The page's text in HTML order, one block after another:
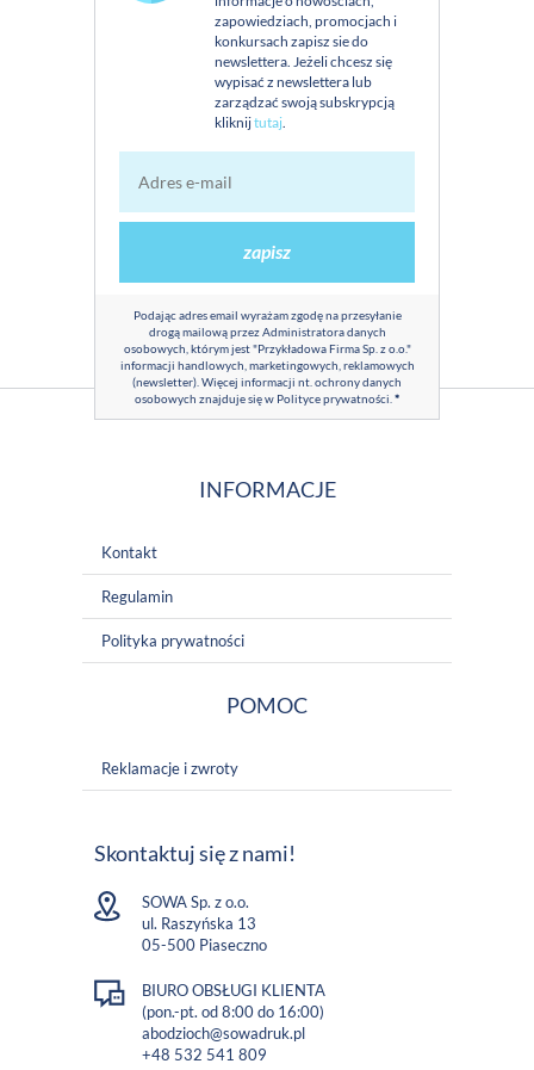
zapowiedziach, promocjach i
konkursach zapisz sie do
newslettera. Jeżeli chcesz się
wypisać z newslettera lub
zarządzać swoją subskrypcją
kliknijtutaj
zapisz
Podając adres email wyrażam zgodę na przesyłanie
drogą mailową przez Administratora danych
osobowych, którym jest "Przykładowa Firma Sp. z o.o."
informacji handlowych, marketingowych, reklamowych
(newsletter). Więcej informacji nt. ochrony danych
osobowych znajduje się w Polityce prywatności *
INFORMACJE
Kontakt
Regulamin
Polityka prywatności
POMOC
Reklamacje i zwroty
Skontaktuj się z nami!
SOWA Sp. z o.o.
ul. Raszyńska 13
05-500 Piaseczno
BIURO OBSŁUGI KLIENTA
(pon.-pt. od 8:00 do 16:00)
abodzioch@sowadruk.pl
+48 532 541 809